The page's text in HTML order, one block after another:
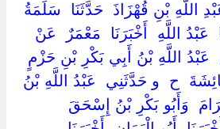
اللَّهِ بْنِ قُهْزَاذَ ‏ ‏حَدَّثَنَا ‏ ‏سَلَمَةُ
‏عَبْدُ اللَّهِ ‏ ‏أَخْبَرَنَا ‏ ‏مَعْمَرٌ ‏ ‏عَنْ
اللَّهِ بْنُ أَبِي بَكْرِ بْنِ حَزْمٍ
‏ح ‏ ‏و حَدَّثَنِي ‏ ‏عَبْدُ اللَّهِ بْنُ
‏وَأَبُو بَكْرِ بْنُ إِسْحَقَ